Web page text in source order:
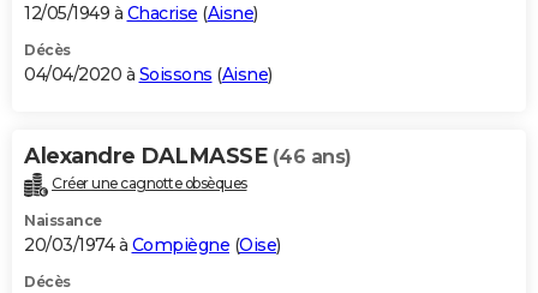
12/05/1949 à Chacrise (Aisne)
Décès
04/04/2020 à Soissons (Aisne)
Alexandre DALMASSE (46 ans)
Créer une cagnotte obsèques
Naissance
20/03/1974 à Compiègne (Oise)
Décès